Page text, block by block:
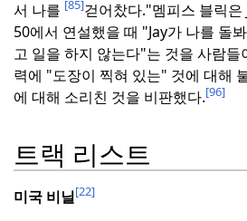
서 나를 [85]걷어찼다."멤피스 블릭은
50에서 연설했을 때 "Jay가 나를 돌
고 일을 하지 않는다"는 것을 사람들
력에 "도장이 찍혀 있는" 것에 대해
에 대해 소리친 것을 비판했다.[96]
트랙 리스트
미국 비닐[22]